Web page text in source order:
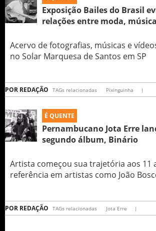
Exposição Bailes do Brasil
relações entre moda,
Acervo de fotografias, músicas e
no Solar Marquesa de Santos em SP
POR REDAÇÃO TAGs relacionadas Pixinguinha |
É QUENTE
Pernambucano Jota Erre
segundo álbum, Binário
Artista começou sua trajetória aos 11
referência em artistas como João
POR REDAÇÃO TAGs relacionadas Jota Erre |